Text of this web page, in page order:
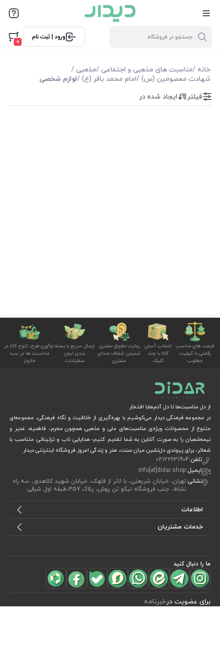
ورود | ثبت نام
0
خانه /مناسبت های مذهبی و اجتماعی /مذهبی /
شهادت معصومین (س) /امام محمد باقر (ع) /لوازم شخصی
فیلترها
موجودی
مشاهده محصولات(0)
فیلتر ایجاد شده در
قیمت های مناسب
رقابتی با کیفیت
مطلوب
انتخاب آسان
کالا با چند
کلیک
رعایت حقوق مشتری
شنیدن شفاف صدای
مشتری
ارسال سریع با بسته
بندی ایمن
سفارشات
نوآوری طرح، تنوع کالا در
مناسبت ها در سبد
خانوار
از دل مناسبت‌ها تا دل آدم‌هابا افتخار
در مجموعه فرهنگی دیدار می‌کوشیم با بهره‌گیری از خلاقیت و نگاه فرهنگی، مجموعه‌ای
متنوع از محصولات ویژه‌ی مناسبت‌های ملی و مذهبی همچون محرم، فاطمیه، غدیر و
نیمه‌شعبان را به صورت آنلاین به شما تقدیم کنیم؛ هدایایی ناب و تزئیناتی متناسب با
شعائر، برای پیوندی دل‌نشین میان سنت، هنر و زندگی امروز.فروشگاه اینترنتی دیدار
تلفن:02122631904
ایمیل:info[at]didar.shop
نشانی:تهران، خیابان شریعتی، با لاتر از قلهک، خیابان شهید کلاهدوز، سه راه
نشاط، جنب فروشگاه نیکو تن پوش، پلاک 357،طبقه اول شرقی
اطلاعات
خدمات مشتریان
ما را دنبال کنید
برای عضویت درخبرنامه